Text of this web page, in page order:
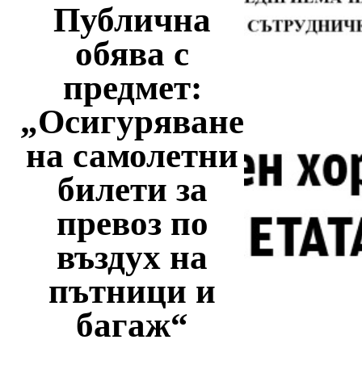
Публична
обява с
предмет:
„Осигуряване
на самолетни
билети за
превоз по
въздух на
пътници и
багаж“